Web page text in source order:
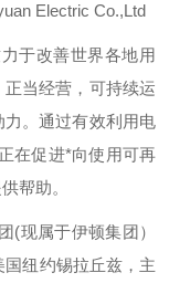
Electric Co.,Ltd
于改善世界各地用
当经营，可持续运
。通过有效利用电
在促进*向使用可再
帮助。
(现属于伊顿集团）
纽约锡拉丘兹，主